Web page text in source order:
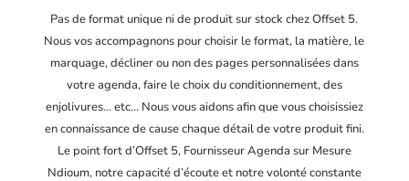
Pas de format unique ni de produit sur stock chez Offset 5.
Nous vos accompagnons pour choisir le format, la matière, le
marquage, décliner ou non des pages personnalisées dans
votre agenda, faire le choix du conditionnement, des
enjolivures… etc… Nous vous aidons afin que vous choisissiez
en connaissance de cause chaque détail de votre produit fini.
Le point fort d’Offset 5, Fournisseur Agenda sur Mesure
Ndioum, notre capacité d’écoute et notre volonté constante